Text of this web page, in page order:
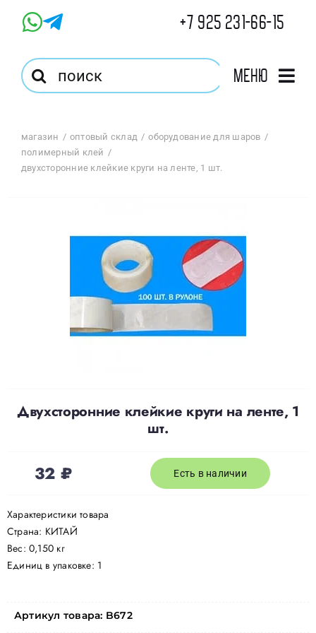
+7 925 231-66-15
Результат
поиска:
Меню
Магазин
Избранное
Политика конфиденциальности
магазин оптовый склад
оборудование для шаров
полимерный клей
двухсторонние клейкие круги на ленте, 1 шт.
Двухсторонние клейкие круги на ленте, 1
шт.
32 ₽ Есть в наличии
Характеристики товара
Страна: КИТАЙ
Вес: 0,150 кг
Единиц в упаковке: 1
Артикул товара: B672